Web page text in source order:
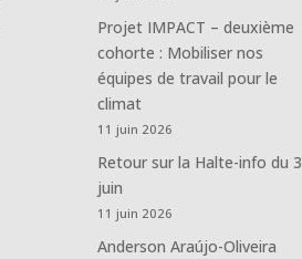
Projet IMPACT – deuxième
cohorte : Mobiliser nos
équipes de travail pour le
climat
11 juin 2026
Retour sur la Halte-info du 3
juin
11 juin 2026
Anderson Araújo-Oliveira